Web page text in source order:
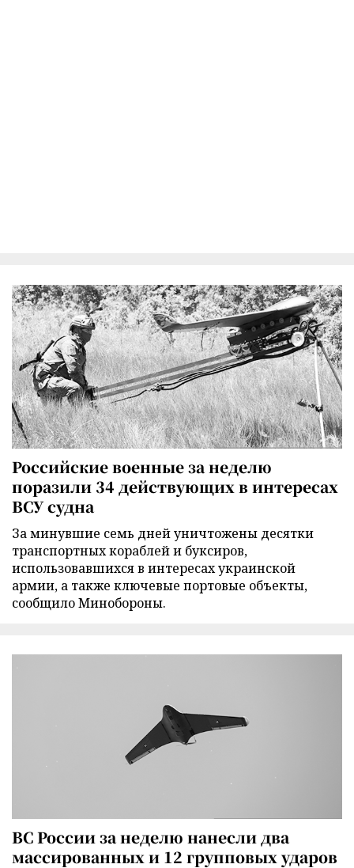
Российские военные за неделю
поразили 34 действующих в интересах
ВСУ судна
За минувшие семь дней уничтожены десятки
транспортных кораблей и буксиров,
использовавшихся в интересах украинской
армии, а также ключевые портовые объекты,
сообщило Минобороны.
ВС России за неделю нанесли два
массированных и 12 групповых ударов